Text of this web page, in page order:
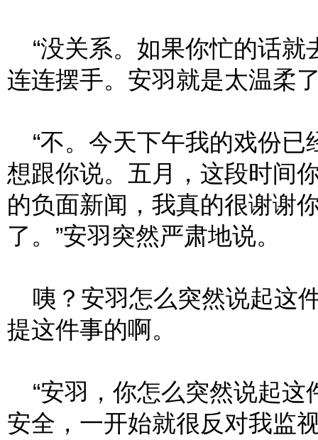
“没关系。如果你忙的话就
连连摆手。安羽就是太温柔
“不。今天下午我的戏份已
想跟你说。五月，这段时间
的负面新闻，我真的很谢谢
了。”安羽突然严肃地说。
咦？安羽怎么突然说起这
提这件事的啊。
“安羽，你怎么突然说起这
安全，一开始就很反对我监